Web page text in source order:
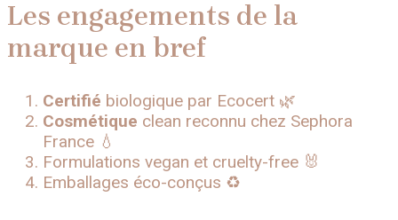
Les engagements de la
marque en bref
Certifié biologique par Ecocert 🌿
Cosmétique clean reconnu chez Sephora
France 💧
Formulations vegan et cruelty-free 🐰
Emballages éco-conçus ♻️